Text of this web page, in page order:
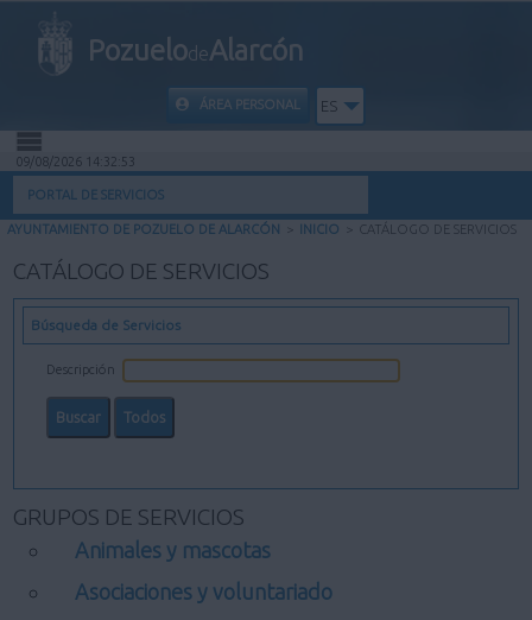
PozuelodeAlarcón
ÁREA PERSONAL ES
INICIO
MI CARPETA
INFORMACIÓN MUNICIPAL
09/08/2026 14:32:54
PORTAL DE SERVICIOS
AYUNTAMIENTO DE POZUELO DE ALARCÓN > INICIO > CATÁLOGO DE SERVICIOS
CATÁLOGO DE SERVICIOS
Búsqueda de Servicios
Descripción
GRUPOS DE SERVICIOS
Animales y mascotas
Asociaciones y voluntariado